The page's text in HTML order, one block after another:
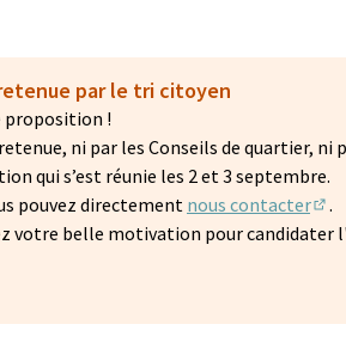
par le tri citoyen
proposition !
ni par les Conseils de quartier, ni
qui s’est réunie les 2 et 3 septembre.
pouvez directement nous contacter
.
votre belle motivation pour candidater